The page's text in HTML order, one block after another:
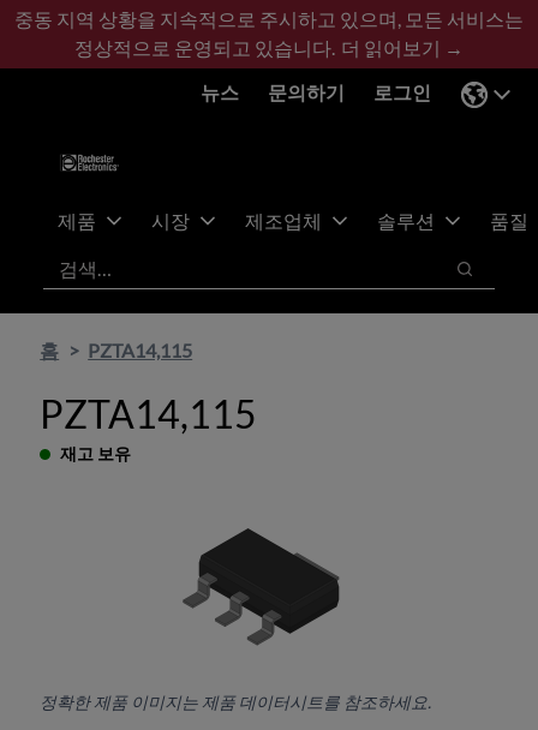
기
콘
바
글
중동 지역 상황을 지속적으로 주시하고 있으며, 모든 서비스는
정상적으로 운영되고 있습니다. 더 읽어보기 →
뉴스
문의하기 로그인
제품 시장 제조업체 솔루션
품질
검색
검색
홈 PZTA14,115
PZTA14,115
재고 보유
정확한 제품 이미지는 제품 데이터시트를 참조하세요.